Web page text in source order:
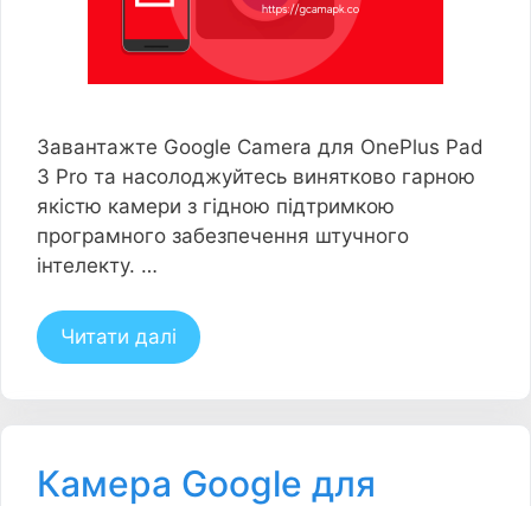
Завантажте Google Camera для OnePlus Pad
3 Pro та насолоджуйтесь винятково гарною
якістю камери з гідною підтримкою
програмного забезпечення штучного
інтелекту. …
Читати далі
Камера Google для